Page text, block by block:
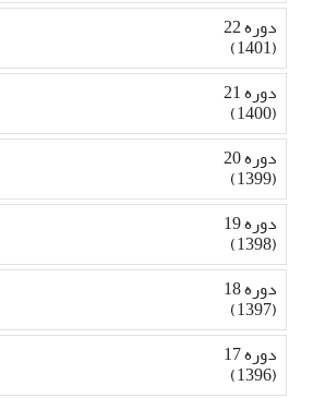
دوره 22
(1401)
دوره 21
(1400)
دوره 20
(1399)
دوره 19
(1398)
دوره 18
(1397)
دوره 17
(1396)